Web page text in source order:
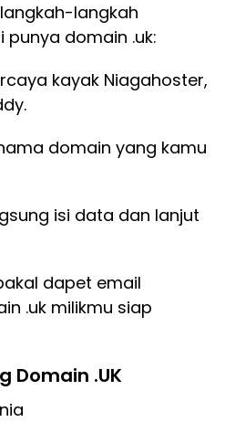
langkah
domain .uk:
kayak Niagahoster,
domain yang kamu
isi data dan lanjut
dapet email
.uk milikmu siap
Domain .UK